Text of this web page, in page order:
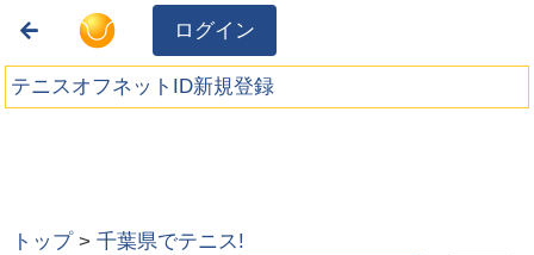
ログイン
テニスオフネットID新規登録
トップ >千葉県でテニス!